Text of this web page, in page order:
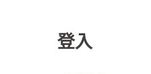
登入